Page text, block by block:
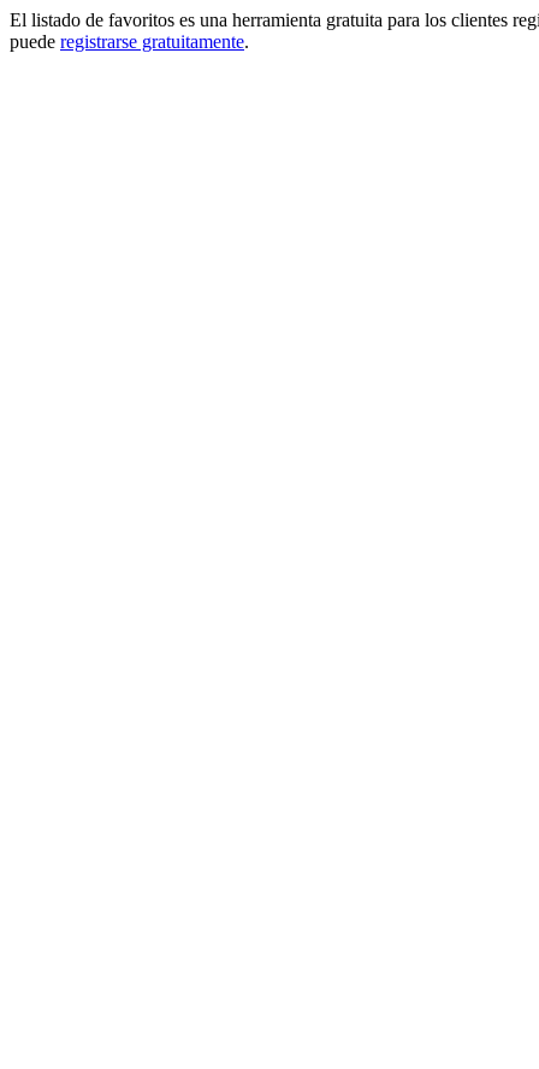
El listado de favoritos es una herramienta gratuita para los clientes
puede registrarse gratuitamente.